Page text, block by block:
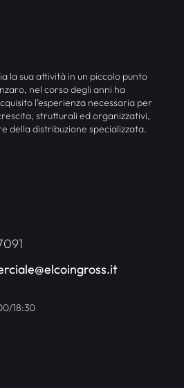
la sua attività in un piccolo punto
nel corso degli anni ha
l’esperienza necessaria per
strutturali ed organizzativi,
della distribuzione specializzata.
18:30